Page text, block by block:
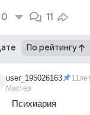
0 11
По рейтингу
user_195026163
Мастер
Психиария